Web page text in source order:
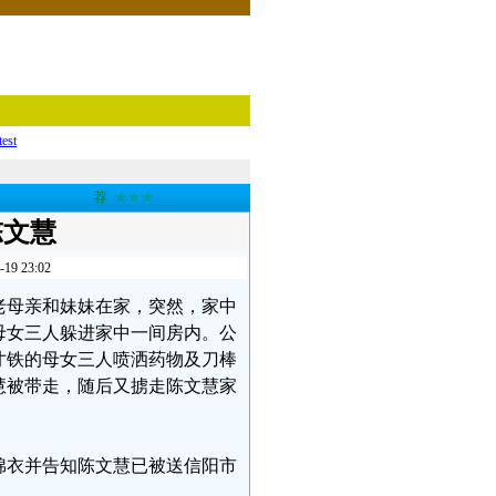
test
荐 ★★★
慧
23:02
母亲和妹妹在家，突然，家中
三人躲进家中一间房内。公
的母女三人喷洒药物及刀棒
带走，随后又掳走陈文慧家
衣并告知陈文慧已被送信阳市